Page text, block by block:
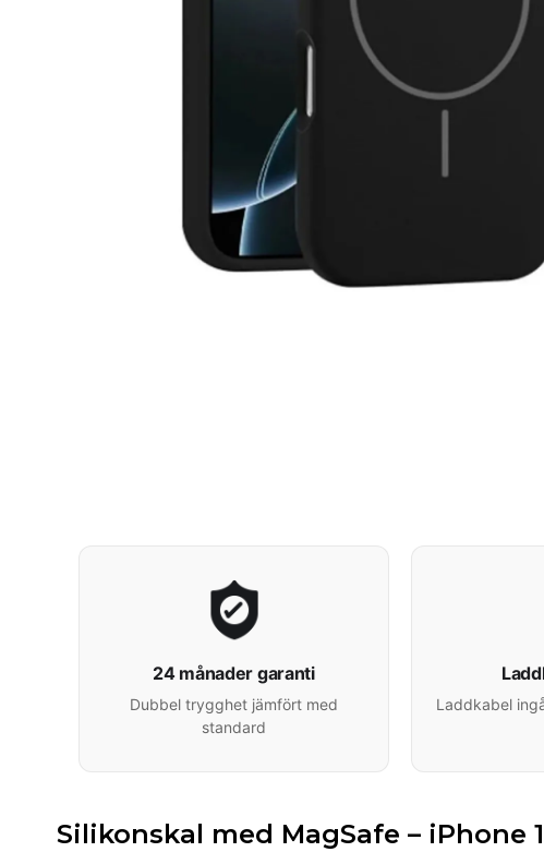
24 månader garanti
Dubbel trygghet jämfört med
standard
Laddkabel
Silikonskal med MagSafe – iPhone